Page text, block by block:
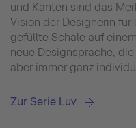
und Kanten sind das
Vision der Designerin für
gefüllte Schale auf
neue Designsprache,
aber immer ganz
Zur Serie Luv